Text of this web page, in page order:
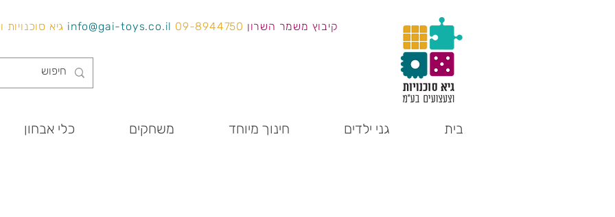
קיבוץ משמר השרון 09-8944750
info@gai-toys.co.il גיא
בית גני ילדים חינוך מיוחד משחקים כלי אבחון